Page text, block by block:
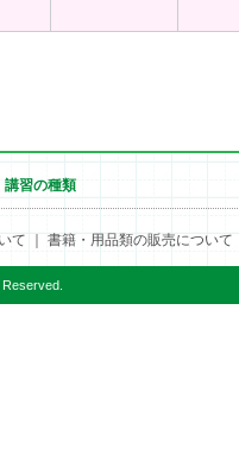
講習の種類
て ｜書籍・用品類の販売について